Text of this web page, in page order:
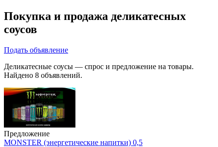
Покупка и продажа деликатесных
соусов
Подать объявление
Деликатесные соусы — спрос и предложение на товары.
Найдено 8 объявлений.
Предложение
MONSTER (энергетические напитки) 0,5